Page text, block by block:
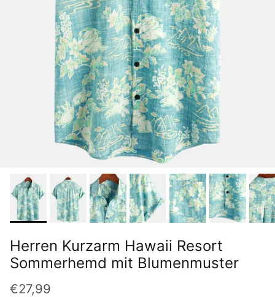
Herren Kurzarm Hawaii Resort
Sommerhemd mit Blumenmuster
€27,99